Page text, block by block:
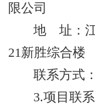
限
地 址：江
21新胜综合楼
联系方式
3.项目联